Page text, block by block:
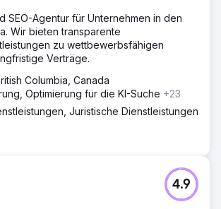
SEO-Agentur für Unternehmen in den
Wir bieten transparente
zu wettbewerbsfähigen
Verträge.
Columbia, Canada
Optimierung für die KI-Suche +23
Juristische Dienstleistungen
4.9